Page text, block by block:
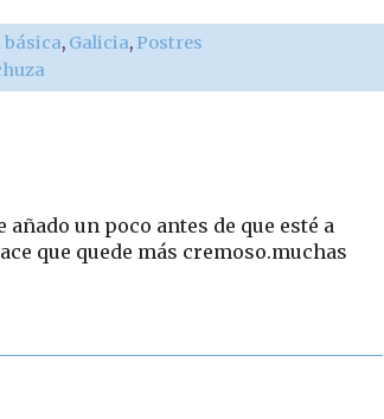
básica, Galicia, Postres
un poco antes de que esté a
que quede más cremoso.muchas